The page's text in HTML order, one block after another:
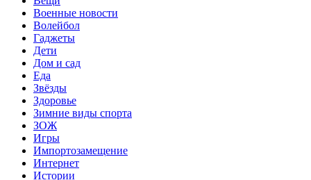
Военные новости
Волейбол
Гаджеты
Дети
Дом и сад
Еда
Звёзды
Здоровье
Зимние виды спорта
ЗОЖ
Игры
Импортозамещение
Интернет
Истории